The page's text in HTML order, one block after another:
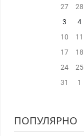
27
28
3
4
10
11
17
18
24
25
31
1
ПОПУЛЯРНО